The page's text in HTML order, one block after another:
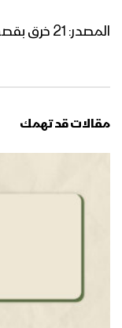
مقالات قد تهمك